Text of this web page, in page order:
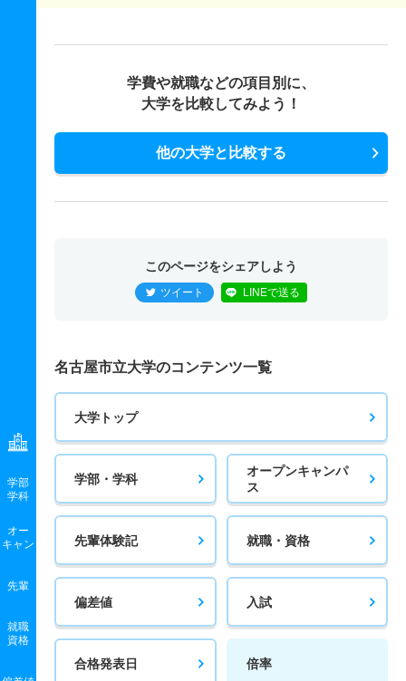
学部
学科
オー
キャン
先輩
就職
資格
学費や就職などの項目別に、
大学を比較してみよう！
他の大学と比較する
このページをシェアしよう
ツイート LINEで送る
名古屋市立大学のコンテンツ一覧
大学トップ
学部・学科
オープンキャンパ
ス
先輩体験記 就職・資格
偏差値 入試
合格発表日 倍率